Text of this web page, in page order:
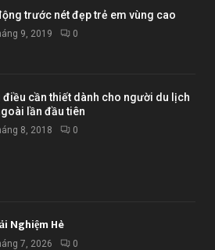
trước nét đẹp trẻ em vùng cao
9, 2019 0
điều cần thiết dành cho người du lịch
lần đầu tiên
8, 2018 0
Nghiệm Hè
7, 2026 0